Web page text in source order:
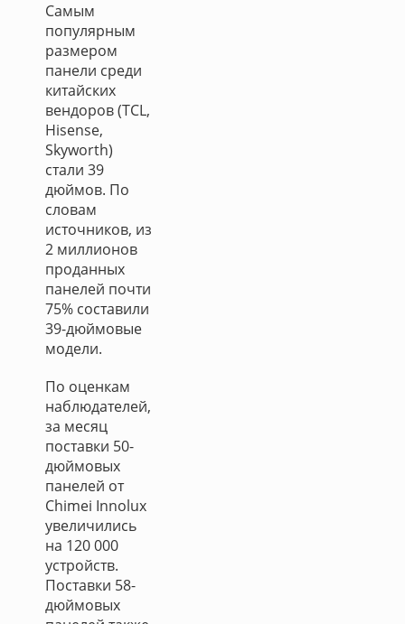
Самым
популярным
размером
панели среди
китайских
вендоров (TCL,
Hisense,
Skyworth)
стали 39
дюймов. По
словам
источников, из
2 миллионов
проданных
панелей почти
75% составили
39-дюймовые
модели.
По оценкам
наблюдателей,
за месяц
поставки 50-
дюймовых
панелей от
Chimei Innolux
увеличились
на 120 000
устройств.
Поставки 58-
дюймовых